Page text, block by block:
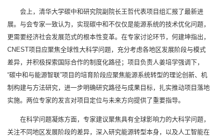
会上，清华大学碳中和研究院副院长王哲代表项目组汇报了最新进
展。与会专家一致认为，实现碳中和不仅仅是能源系统的技术优化问题，
更需要经济社会发展范式的根本性变革。在专家讨论环节，何建坤指出，
CNEST项目应聚焦全球性大科学问题，充分考虑各地区发展阶段与模式
差异，并积极探索国际合作的制度化路径；项目负责人姜培学强调下，
“碳中和与能源智联”项目的培育阶段应聚焦能源系统转型的理论创新、机
制构建与方法研究，进一步明确研究路径与成果目标，扎实推动项目落地
实施。两位专家的发言对项目定位与未来方向提供了重要指导。
在科学问题凝炼方面，专家建议聚焦具有全球影响力的大科学问题，
关注不同地区发展阶段的差异，深入研究能源转型本身，以及人工智能在